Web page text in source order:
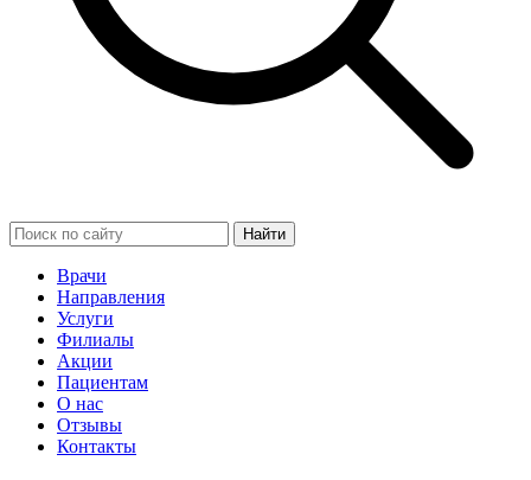
Найти
Врачи
Направления
Услуги
Филиалы
Акции
Пациентам
О нас
Отзывы
Контакты